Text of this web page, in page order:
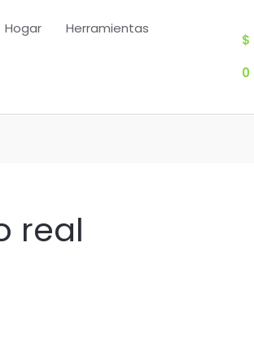
Hogar Herramientas
$
0
real